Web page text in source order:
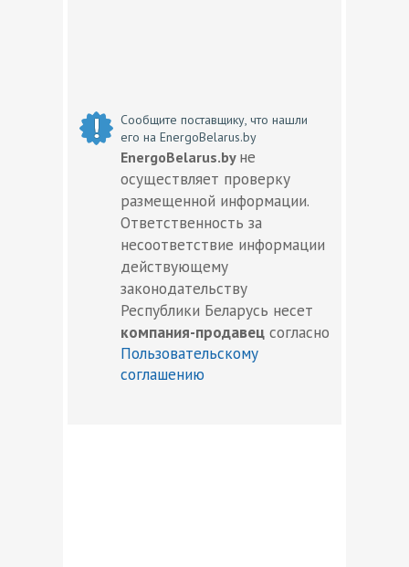
Сообщите поставщику, что нашли
его на EnergoBelarus.by
EnergoBelarus.by не
осуществляет проверку
размещенной информации.
Ответственность за
несоответствие информации
действующему
законодательству
Республики Беларусь несет
компания-продавец согласно
Пользовательскому
соглашению